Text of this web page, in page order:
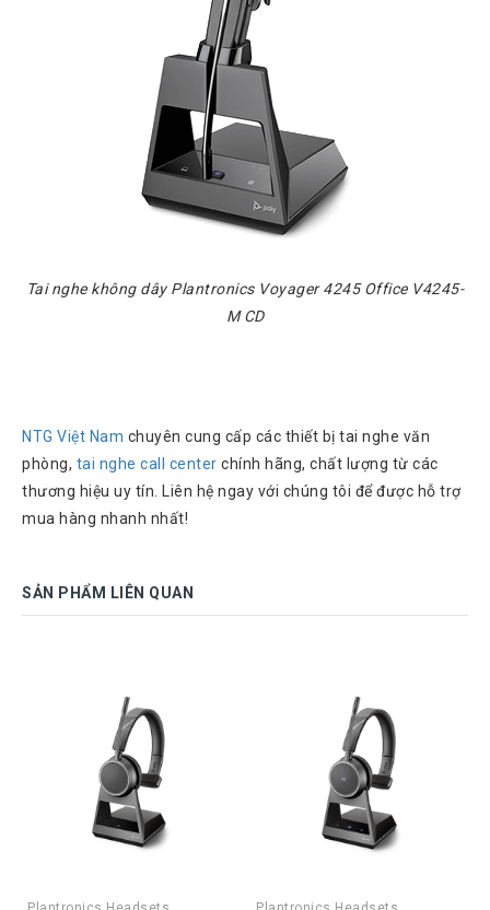
Tai nghe không dây Plantronics Voyager 4245 Office V4245-
M CD
NTG Việt Nam chuyên cung cấp các thiết bị tai nghe văn
phòng, tai nghe call center chính hãng, chất lượng từ các
thương hiệu uy tín. Liên hệ ngay với chúng tôi để được hỗ trợ
mua hàng nhanh nhất!
SẢN PHẨM LIÊN QUAN